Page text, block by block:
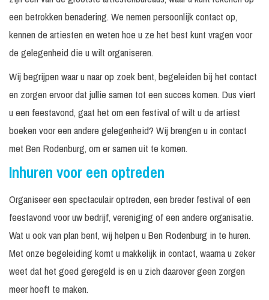
een betrokken benadering. We nemen persoonlijk contact op,
kennen de artiesten en weten hoe u ze het best kunt vragen voor
de gelegenheid die u wilt organiseren.
Wij begrijpen waar u naar op zoek bent, begeleiden bij het contact
en zorgen ervoor dat jullie samen tot een succes komen. Dus viert
u een feestavond, gaat het om een festival of wilt u de artiest
boeken voor een andere gelegenheid? Wij brengen u in contact
met Ben Rodenburg, om er samen uit te komen.
Inhuren voor een optreden
Organiseer een spectaculair optreden, een breder festival of een
feestavond voor uw bedrijf, vereniging of een andere organisatie.
Wat u ook van plan bent, wij helpen u Ben Rodenburg in te huren.
Met onze begeleiding komt u makkelijk in contact, waarna u zeker
weet dat het goed geregeld is en u zich daarover geen zorgen
meer hoeft te maken.